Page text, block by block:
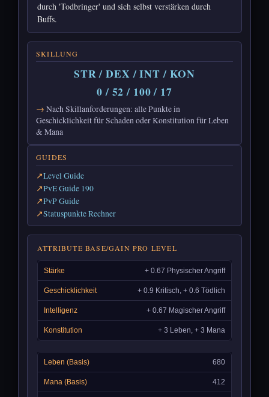
durch 'Todbringer' und sich selbst verstärken durch
Buffs.
SKILLUNG
STR / DEX / INT / KON
0 / 52 / 100 / 17
Nach Skillanforderungen: alle Punkte in
Geschicklichkeit für Schaden oder Konstitution für Leben
& Mana
GUIDES
Level Guide
PvE Guide 190
PvP Guide
Statuspunkte Rechner
ATTRIBUTE BASE/GAIN PRO LEVEL
+ 0.67 Physischer Angriff
+ 0.9 Kritisch, + 0.6 Tödlich
+ 0.67 Magischer Angriff
+ 3 Leben, + 3 Mana
680
412